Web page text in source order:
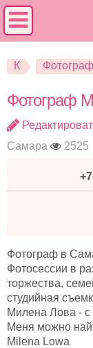
К
Фотограф
Самара
2525
Фотограф в
Фотосессии в
торжества,
студийная
Милена Лова -
Меня можно
Milena Lowa